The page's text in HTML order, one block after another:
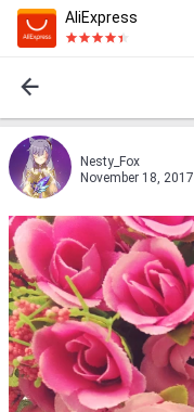
AliExpress
Nesty_Fox
November 18, 2017